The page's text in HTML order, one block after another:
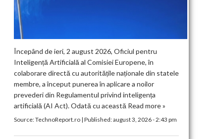
Începând de ieri, 2 august 2026, Oficiul pentru
Inteligență Artificială al Comisiei Europene, în
colaborare directă cu autoritățile naționale din statele
membre, a început punerea în aplicare a noilor
prevederi din Regulamentul privind inteligența
artificială (AI Act). Odată cu această Read more »
Source:TechnoReport.ro| Published:august 3, 2026 - 2:43 pm